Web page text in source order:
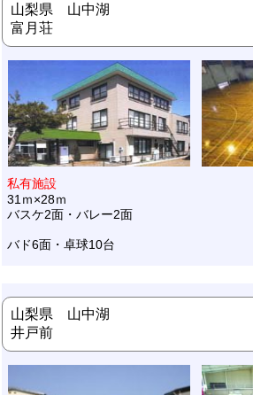
山梨県 山中湖
富月荘
私有施設
31ｍ×28ｍ
バスケ2面・バレー2面
バド6面・卓球10台
山梨県 山中湖
井戸前